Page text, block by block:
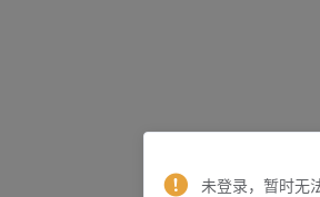
未登录，暂时无